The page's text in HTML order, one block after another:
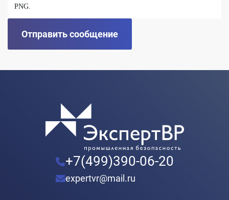
PNG.
Отправить сообщение
+7(499)390-06-20
expertvr@mail.ru